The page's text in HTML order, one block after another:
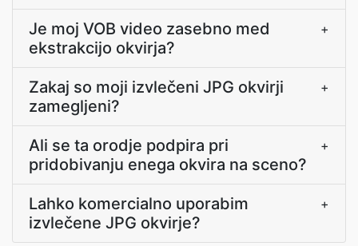
Je moj VOB video zasebno med
ekstrakcijo okvirja?
+
Zakaj so moji izvlečeni JPG okvirji
zamegljeni?
+
Ali se ta orodje podpira pri
pridobivanju enega okvira na sceno?
+
Lahko komercialno uporabim
izvlečene JPG okvirje?
+